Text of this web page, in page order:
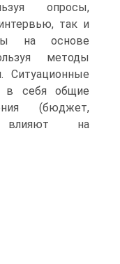
опросы,
так и
на основе
методы
Ситуационные
в себя общие
(бюджет,
влияют на